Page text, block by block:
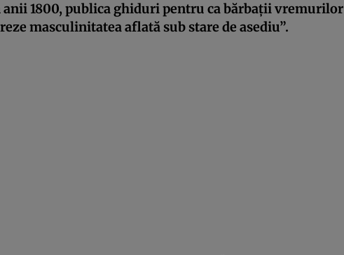
anii 1800, publica ghiduri pentru ca bărbații vremurilor
masculinitatea aflată sub stare de asediu”.